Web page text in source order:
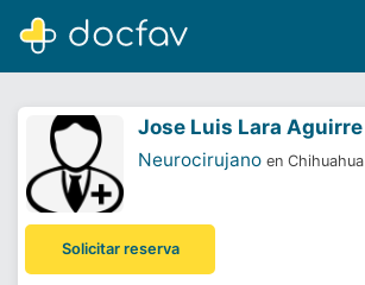
Software para clínicas
Jose Luis Lara Aguirre
Neurocirujano en Chihuahua
Solicitar reserva